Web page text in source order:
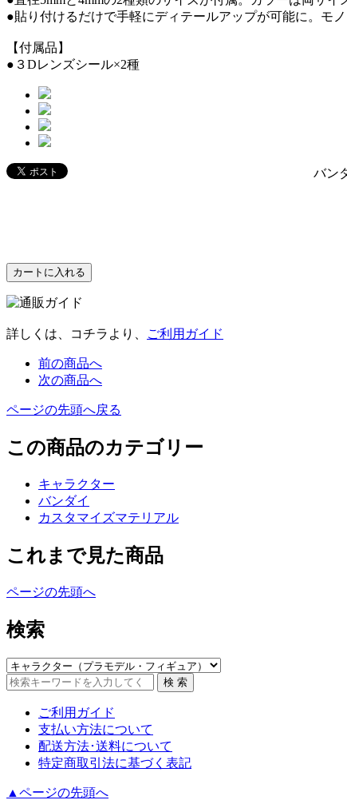
●貼り付けるだけで手軽にディテールアップが可能に。モ
【付属品】
●３Dレンズシール×2種
バン
詳しくは、コチラより、 ご利用ガイド
前の商品へ
次の商品へ
ページの先頭へ戻る
この商品のカテゴリー
キャラクター
バンダイ
カスタマイズマテリアル
これまで見た商品
ページの先頭へ
検索
ご利用ガイド
支払い方法について
配送方法･送料について
特定商取引法に基づく表記
▲ページの先頭へ